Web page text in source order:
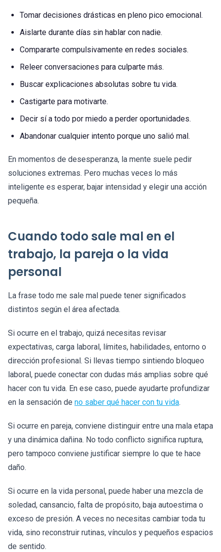
Tomar decisiones drásticas en pleno pico emocional.
Aislarte durante días sin hablar con nadie.
Compararte compulsivamente en redes sociales.
Releer conversaciones para culparte más.
Buscar explicaciones absolutas sobre tu vida.
Castigarte para motivarte.
Decir sí a todo por miedo a perder oportunidades.
Abandonar cualquier intento porque uno salió mal.
En momentos de desesperanza, la mente suele pedir
soluciones extremas. Pero muchas veces lo más
inteligente es esperar, bajar intensidad y elegir una acción
pequeña.
Cuando todo sale mal en el
trabajo, la pareja o la vida
personal
La frase todo me sale mal puede tener significados
distintos según el área afectada.
Si ocurre en el trabajo, quizá necesitas revisar
expectativas, carga laboral, límites, habilidades, entorno o
dirección profesional. Si llevas tiempo sintiendo bloqueo
laboral, puede conectar con dudas más amplias sobre qué
hacer con tu vida. En ese caso, puede ayudarte profundizar
en la sensación de no saber qué hacer con tu vida.
Si ocurre en pareja, conviene distinguir entre una mala etapa
y una dinámica dañina. No todo conflicto significa ruptura,
pero tampoco conviene justificar siempre lo que te hace
daño.
Si ocurre en la vida personal, puede haber una mezcla de
soledad, cansancio, falta de propósito, baja autoestima o
exceso de presión. A veces no necesitas cambiar toda tu
vida, sino reconstruir rutinas, vínculos y pequeños espacios
de sentido.